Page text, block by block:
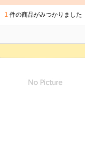
1 件の商品がみつかりました